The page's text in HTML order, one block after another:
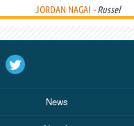
JORDAN NAGAI - Russel
News